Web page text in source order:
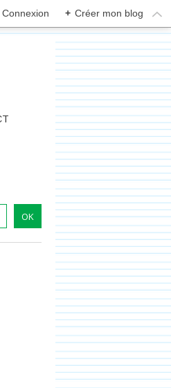
Connexion + Créer mon blog